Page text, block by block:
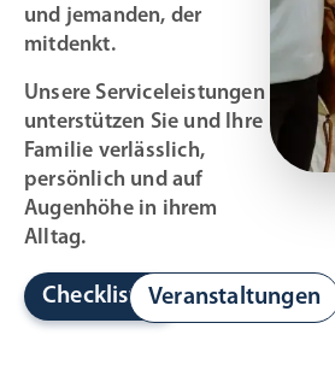
und jemanden, der
mitdenkt.
Unsere Serviceleistungen
unterstützen Sie und Ihre
Familie verlässlich,
persönlich und auf
Augenhöhe in ihrem
Alltag.
ChecklistenVeranstaltungen